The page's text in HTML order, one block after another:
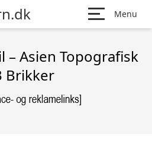
Menu
– Asien Topografisk
Brikker